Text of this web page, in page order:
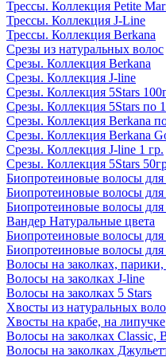
Трессы. Коллекция Petite
Трессы. Коллекция J-Line
Трессы. Коллекция Berkana
Срезы из натуральных волос
Срезы. Коллекция Berkana
Срезы. Коллекция J-line
Срезы. Коллекция 5Stars
Срезы. Коллекция 5Stars по
Срезы. Коллекция Berkana
Срезы. Коллекция Berkana
Срезы. Коллекция J-line 1 гр.
Срезы. Коллекция 5Stars
Биопротеиновые волосы
Биопротеиновые волосы
Биопротеиновые волосы
Вандер Натуральные цвета
Биопротеиновые волосы
Биопротеиновые волосы
Волосы на заколках,
Волосы на заколках J-line
Волосы на заколках 5 Stars
Хвосты из натуральных
Хвосты на крабе, на липучке
Волосы на заколках Classic,
Волосы на заколках